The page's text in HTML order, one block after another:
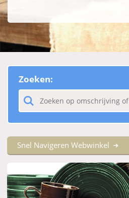
Zoeken:
Snel Navigeren Webwinkel